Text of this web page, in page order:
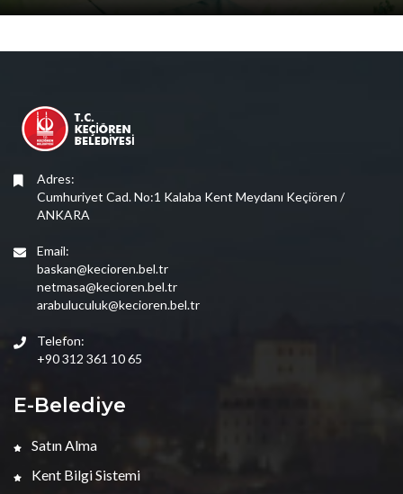
Adres:
Cumhuriyet Cad. No:1 Kalaba Kent Meydanı Keçiören /
ANKARA
Email:
baskan@kecioren.bel.tr
netmasa@kecioren.bel.tr
arabuluculuk@kecioren.bel.tr
Telefon:
+90 312 361 10 65
E-Belediye
Satın Alma
Kent Bilgi Sistemi